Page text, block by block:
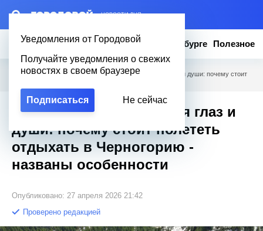
– НОВОСТИ ДНЯ
Уведомления от Городовой
Получайте уведомления о свежих
новостях в своем браузере
Подписаться Не сейчас
Новости Эксклюзив Вопросы о Петербурге Полезное
Городовой Полезное / Не страна, а бальзам для глаз и души: почему стоит
Не страна, а бальзам для глаз и
души: почему стоит полететь
отдыхать в Черногорию -
названы особенности
Опубликовано: 27 апреля 2026 21:42
Проверено редакцией